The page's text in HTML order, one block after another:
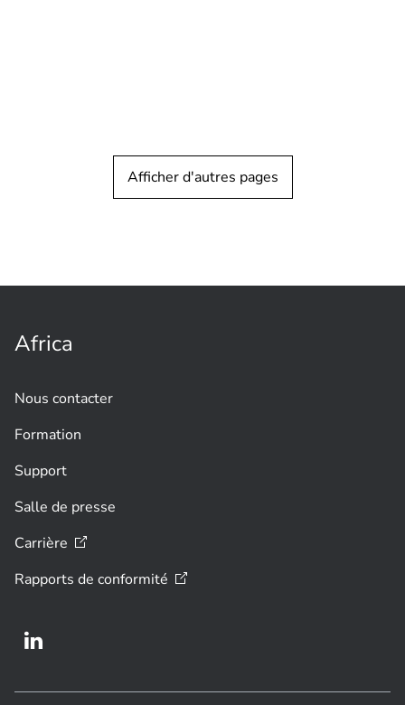
Afficher d'autres pages
Africa
Nous contacter
Formation
Support
Salle de presse
Carrière
Rapports de conformité